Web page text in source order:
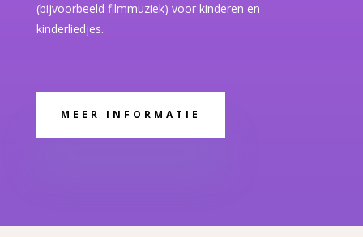
(bijvoorbeeld filmmuziek) voor kinderen en
kinderliedjes.
MEER INFORMATIE